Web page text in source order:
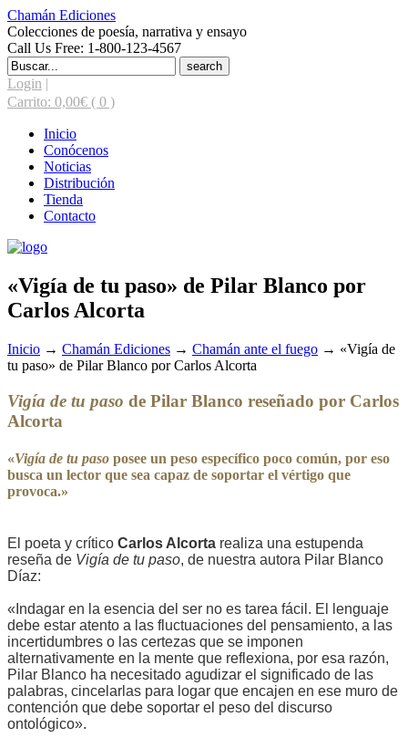
Chamán Ediciones
Colecciones de poesía, narrativa y ensayo
Call Us Free: 1-800-123-4567
Search
for:
Login |
Carrito: 0,00€ ( 0 )
Inicio
Conócenos
Noticias
Distribución
Tienda
Contacto
«Vigía de tu paso» de Pilar Blanco por
Carlos Alcorta
Inicio → Chamán Ediciones → Chamán ante el fuego → «Vigía de
tu paso» de Pilar Blanco por Carlos Alcorta
Vigía de tu paso de Pilar Blanco reseñado por Carlos
Alcorta
«Vigía de tu paso posee un peso específico poco común, por eso
busca un lector que sea capaz de soportar el vértigo que
provoca.»
El poeta y crítico Carlos Alcorta realiza una estupenda
reseña de Vigía de tu paso, de nuestra autora Pilar Blanco
Díaz:
«Indagar en la esencia del ser no es tarea fácil. El lenguaje
debe estar atento a las fluctuaciones del pensamiento, a las
incertidumbres o las certezas que se imponen
alternativamente en la mente que reflexiona, por esa razón,
Pilar Blanco ha necesitado agudizar el significado de las
palabras, cincelarlas para logar que encajen en ese muro de
contención que debe soportar el peso del discurso
ontológico».